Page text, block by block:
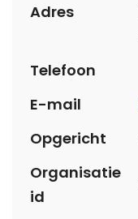
Adres
Telefoon
E-mail
Opgericht
Organisatie
id